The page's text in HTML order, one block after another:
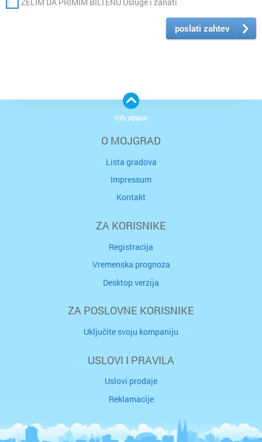
poslati zahtev
O MOJGRAD
Lista gradova
Impressum
Kontakt
ZA KORISNIKE
Registracija
Vremenska prognoza
Desktop verzija
ZA POSLOVNE KORISNIKE
Uključite svoju kompaniju
USLOVI I PRAVILA
Uslovi prodaje
Reklamacije
Vrh strane